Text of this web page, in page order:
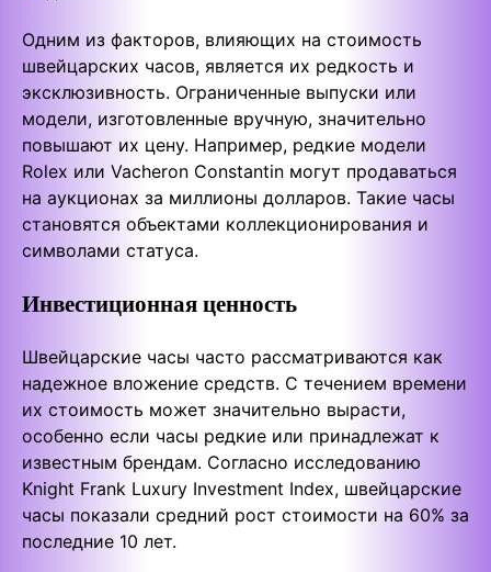
Одним из факторов, влияющих на стоимость
швейцарских часов, является их редкость и
эксклюзивность. Ограниченные выпуски или
модели, изготовленные вручную, значительно
повышают их цену. Например, редкие модели
Rolex или Vacheron Constantin могут продаваться
на аукционах за миллионы долларов. Такие часы
становятся объектами коллекционирования и
символами статуса.
Инвестиционная ценность
Швейцарские часы часто рассматриваются как
надежное вложение средств. С течением времени
их стоимость может значительно вырасти,
особенно если часы редкие или принадлежат к
известным брендам. Согласно исследованию
Knight Frank Luxury Investment Index, швейцарские
часы показали средний рост стоимости на 60% за
последние 10 лет.